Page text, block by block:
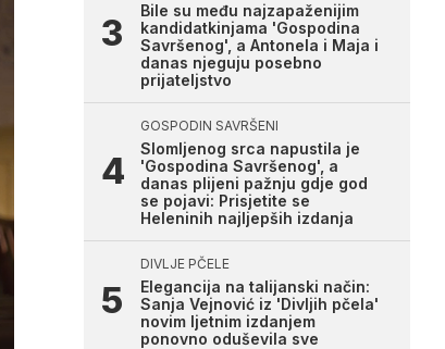
Bile su među najzapaženijim
kandidatkinjama 'Gospodina
Savršenog', a Antonela i Maja i
danas njeguju posebno
prijateljstvo
GOSPODIN SAVRŠENI
Slomljenog srca napustila je
'Gospodina Savršenog', a
danas plijeni pažnju gdje god
se pojavi: Prisjetite se
Heleninih najljepših izdanja
DIVLJE PČELE
Elegancija na talijanski način:
Sanja Vejnović iz 'Divljih pčela'
novim ljetnim izdanjem
ponovno oduševila sve